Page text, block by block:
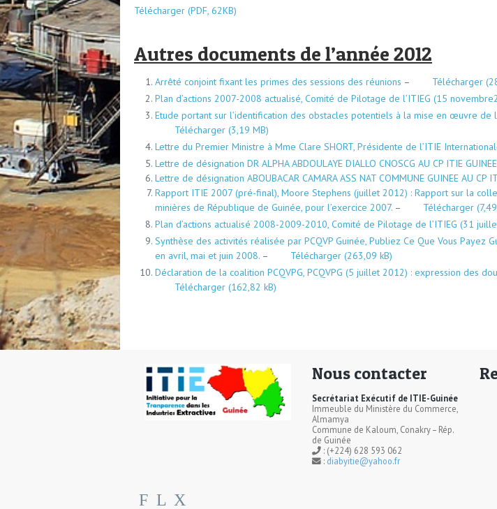
Télécharger (PDF, 62KB)
Autres documents de l’année 2012
Arrêté conjoint fixant les primes des sessions des réunions –
Télécharger
Plan d’actions 2007-2008 actualisé, Comité de Pilotage de l’ITIEG (15
Etude portant sur l’identification des obstacles potentiels à la mise en œuvre de
Télécharger
Lettre du Premier Ministre à Mme Clare SHORT, Présidente de l’ITIE
Lettre de désignation DR ALPHA ABDOULAYE DIALLO CNOSCG AU CP ITIE GUINEE
Lettre de désignation ABOUBACAR CAMARA ASS NAT COMMUNE GUINEE AU CP
Rapport ITIE 2007 (pré-final), Moore Stephens (juillet 2012) : Rapport sur la
minières de République de Guinée, pour l’exercice 2007. –
Télécharger
Plan d’actions actualisé 2008-2009-2010, Comité de Pilotage de l’ITIEG (31
Synthèse des activités réalisée par PCQVP Guinée, Publiez Ce Que Vous
en avril, mai et juin 2008. –
Télécharger
Déclaration de la coalition PCQVPG, PCQVPG (5 juillet 2012) : expression des
Télécharger
Nous contacter
Secrétariat Exécutif de ITIE-Guinée
Immeuble du Ministère du Commerce,
Almamya
Commune de Kaloum, Conakry – Rép.
de Guinée
: (+224) 628 593 062
: diabyitie@yahoo.fr
F L X